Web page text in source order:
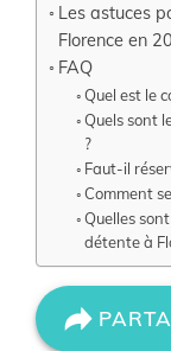
Les astuces
Florence en
FAQ
Quel est le
Quels sont
?
Faut-il
Comment
Quelles
détente à